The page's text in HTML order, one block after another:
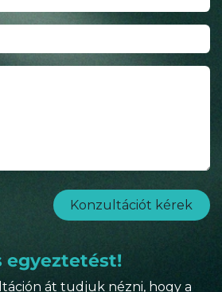
Konzultációt kérek
egyeztetést!
át tudjuk nézni, hogy a